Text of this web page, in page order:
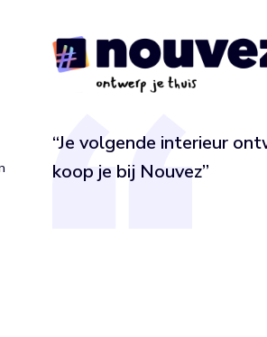
“Je volgende interieur
koop je bij Nouvez”